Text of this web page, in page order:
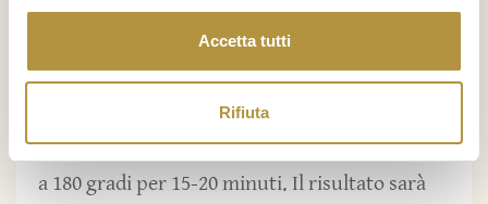
Accetta tutti
Rifiuta
spezie preferite, un po’ di pangrattato e
frullate insieme ai ceci cotti e ad uno spicchio
di cipollotto fresco. Dopo aver ottenuto un
impasto morbido e modellabile, formate le
polpette, irrorate con un filo d’olio e infornate
a 180 gradi per 15-20 minuti. Il risultato sarà